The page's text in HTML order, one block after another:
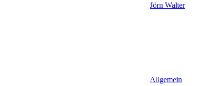
Jörn Walter
Allgemein